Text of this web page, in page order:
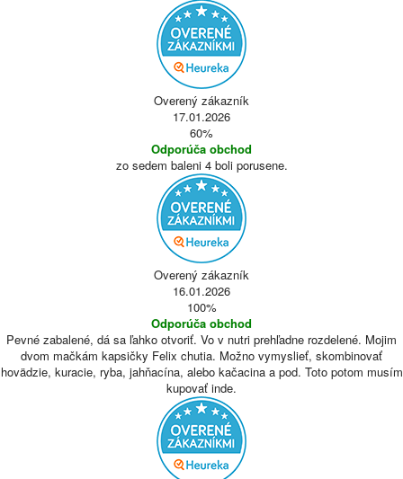
Overený zákazník
17.01.2026
60%
Odporúča obchod
zo sedem baleni 4 boli porusene.
Overený zákazník
16.01.2026
100%
Odporúča obchod
Pevné zabalené, dá sa ľahko otvoriť. Vo v nutri prehľadne rozdelené. Mojim
dvom mačkám kapsičky Felix chutia. Možno vymyslieť, skombinovať
hovädzie, kuracie, ryba, jahňacína, alebo kačacina a pod. Toto potom musím
kupovať inde.